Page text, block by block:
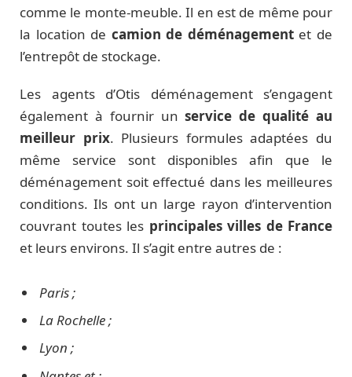
comme le monte-meuble. Il en est de même pour
la location de camion de déménagementet de
l’entrepôt de stockage.
Les agents d’Otis déménagement s’engagent
également à fournir unservice de qualité au
meilleur prix. Plusieurs formules adaptées du
même service sont disponibles afin que le
déménagement soit effectué dans les meilleures
conditions. Ils ont un large rayon d’intervention
couvrant toutes les principales villes de France
et leurs environs. Il s’agit entre autres de :
Paris ;
La Rochelle ;
Lyon ;